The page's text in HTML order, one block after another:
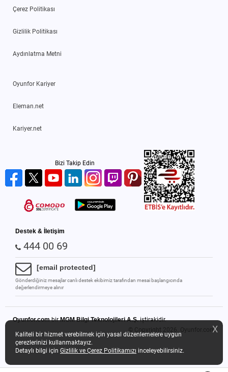
X
Kaliteli bir hizmet verebilmek için yasal düzenlemelere uygun
çerezlerinizi kullanmaktayız.
Detaylı bilgi için Gizlilik ve Çerez Politikamızı inceleyebilirsiniz.
Çerez Politikası
Gizlilik Politikası
Aydınlatma Metni
Oyunfor Kariyer
Eleman.net
Kariyer.net
Bizi Takip Edin
Destek & İletişim
444 00 69
[email protected]
Gönderdiğiniz mesajlar canlı destek ekibimiz tarafından mesai başlangıcında
değerlendirmeye alınır
Oyunfor.combirMGM Bilgi Teknolojileri A.Ş.iştirakidir.
© Copyright 2026.
Oyunfor.com